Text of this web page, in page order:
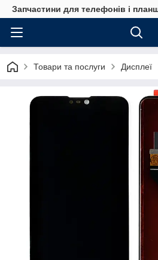
Запчастини для телефонів і
Товари та послуги Дисплеї